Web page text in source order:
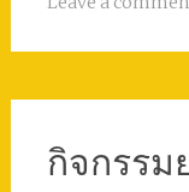
Leave a
กิจกรรม